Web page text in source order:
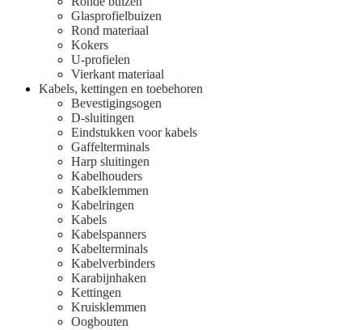
Glasprofielbuizen
Rond materiaal
Kokers
U-profielen
Vierkant materiaal
Kabels, kettingen en toebehoren
Bevestigingsogen
D-sluitingen
Eindstukken voor kabels
Gaffelterminals
Harp sluitingen
Kabelhouders
Kabelklemmen
Kabelringen
Kabels
Kabelspanners
Kabelterminals
Kabelverbinders
Karabijnhaken
Kettingen
Kruisklemmen
Oogbouten